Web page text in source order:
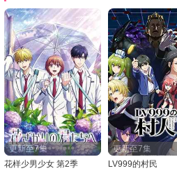
更新至7集
花样少男少女 第2季
更新至7集
LV999的村民